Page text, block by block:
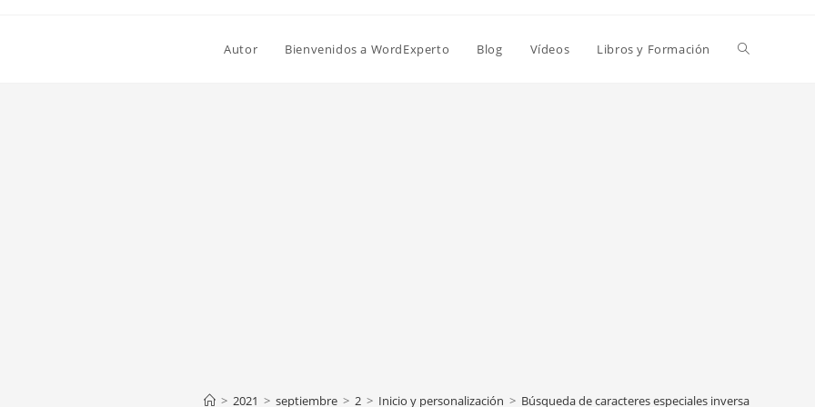
Autor Bienvenidos a WordExperto Blog Vídeos Libros y Formación Alternar
> 2021 > septiembre > 2 > Inicio y personalización > Búsqueda de caracteres especiales inversa, por